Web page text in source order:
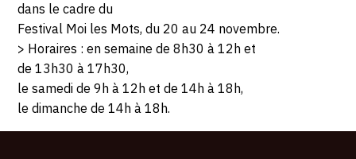
dans le cadre du
Festival Moi les Mots, du 20 au 24 novembre.
> Horaires : en semaine de 8h30 à 12h et
de 13h30 à 17h30,
le samedi de 9h à 12h et de 14h à 18h,
le dimanche de 14h à 18h.